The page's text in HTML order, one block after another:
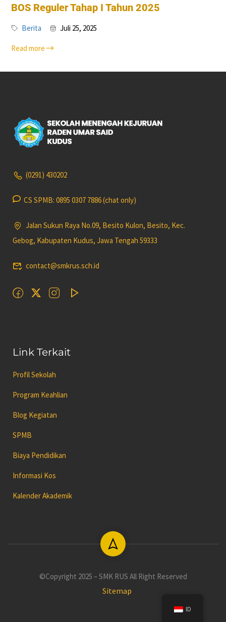
BOS Reguler Tahap I Tahun 2025
Berita Juli 25, 2025
Read more
(0291) 430202
CS SPMB: 0895 0307 7886 (chat only)
Jalan Sukun Raya No.09, Besito Kulon, Besito, Kec.
Gebog, Kabupaten Kudus, Jawa Tengah 59333
contact@smkrus.sch.id
Link Terkait
Profil Sekolah
Program Keahlian
Blog Kegiatan
SPMB
Biaya Pendidikan
Informasi Kos
Kalender Akademik
©Copyright 2025 – SMK RUS All Right Reserved
Sitemap
ID